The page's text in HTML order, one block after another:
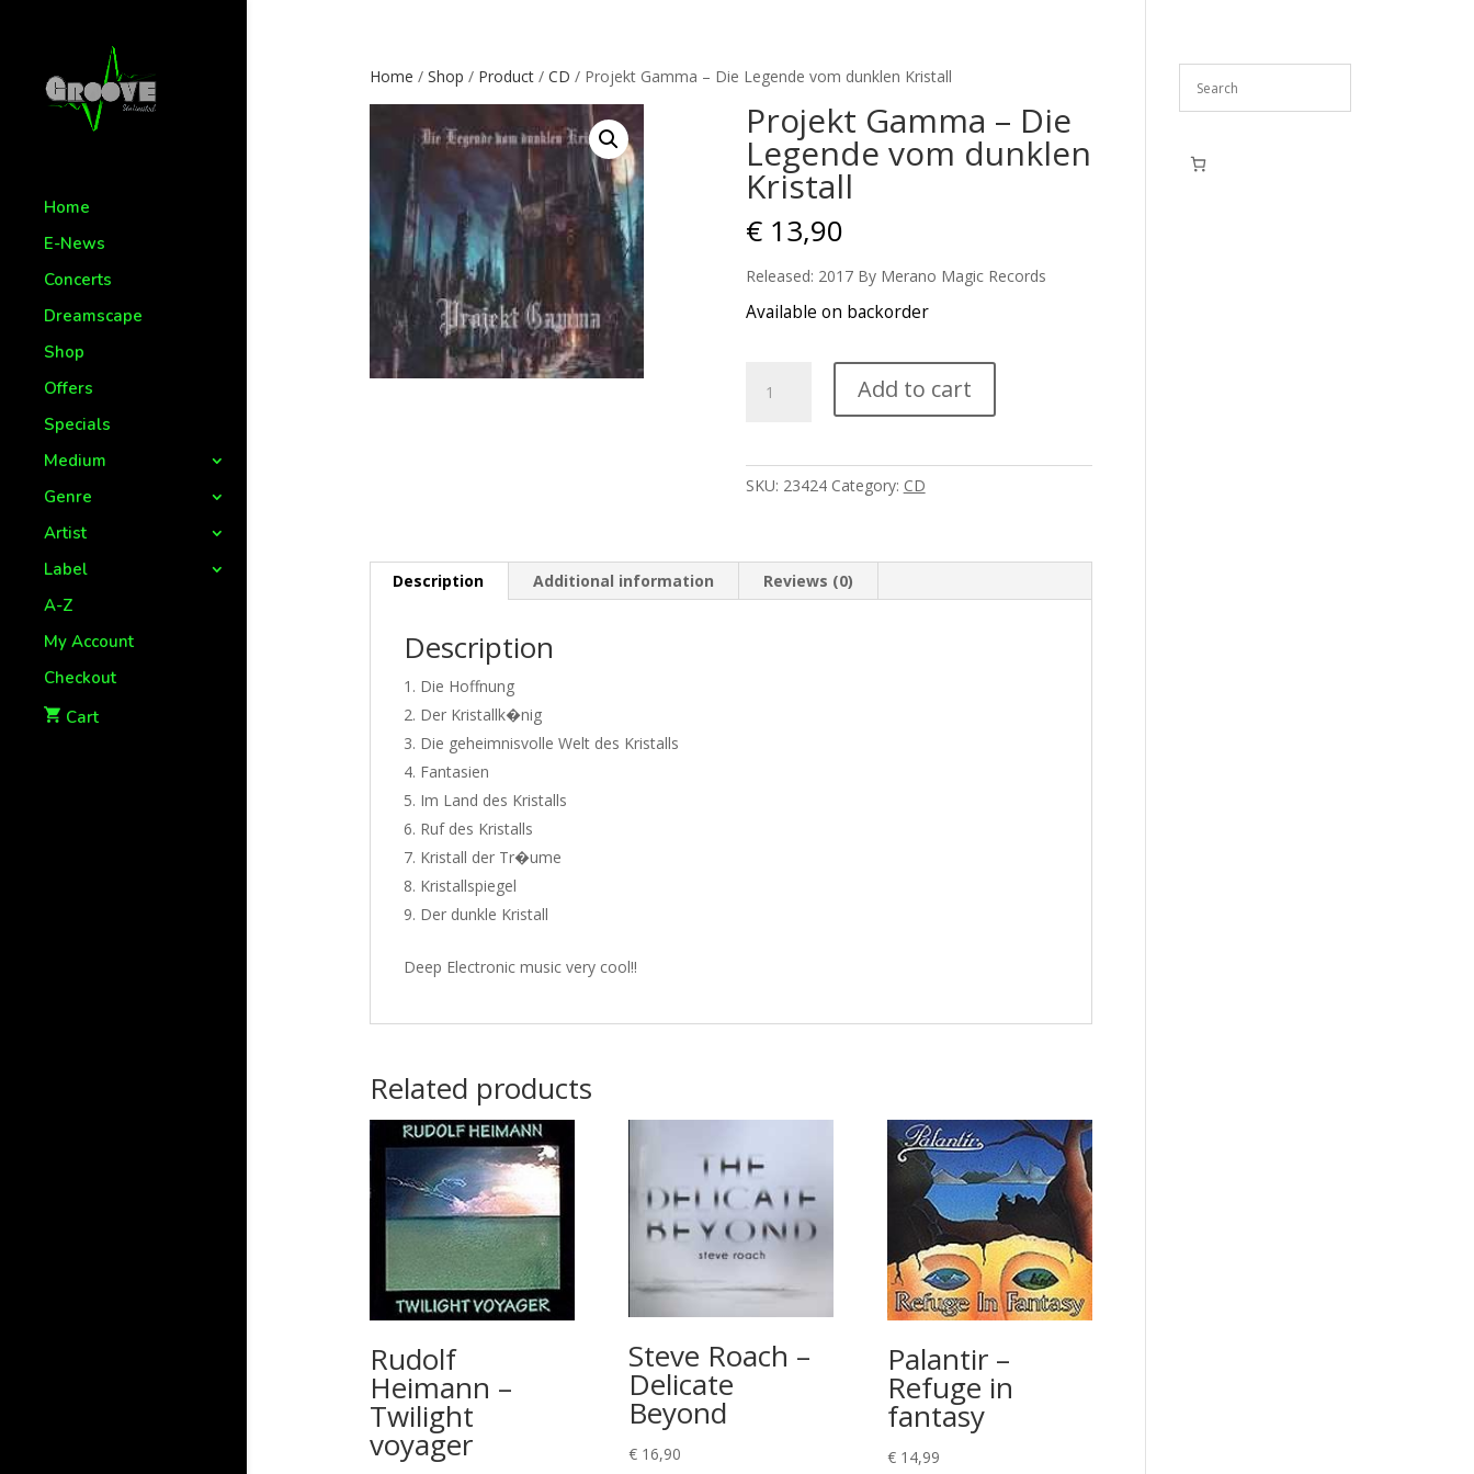
Home
E-News
Concerts
Dreamscape
Shop
Offers
Specials
Medium
Genre
Artist
Label
A-Z
My Account
Checkout
Cart
Home / Shop / Product/ CD / Projekt Gamma – Die Legende vom dunklen Kristall
Projekt Gamma – Die
Legende vom dunklen
Kristall
€13,90
Released: 2017 By Merano Magic Records
Available on backorder
Gamma
quantity
Add to cart
SKU: 23424 Category: CD
Description Additional information Reviews (0)
Description
Die Hoffnung
Der Kristallk�nig
Die geheimnisvolle Welt des Kristalls
Fantasien
Im Land des Kristalls
Ruf des Kristalls
Kristall der Tr�ume
Kristallspiegel
Der dunkle Kristall
Deep Electronic music very cool!!
Related products
Rudolf
Heimann –
Twilight
voyager
Steve Roach –
Delicate
Beyond
€16,90
Palantir –
Refuge in
fantasy
€ 14,99